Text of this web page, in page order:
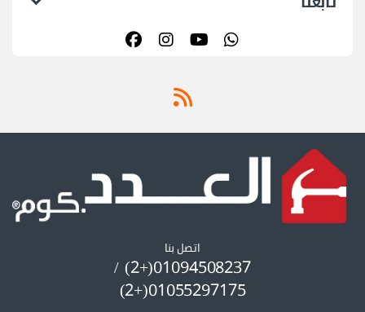
اتصل بنا
01094508237(+2) /
01055297175(+2)